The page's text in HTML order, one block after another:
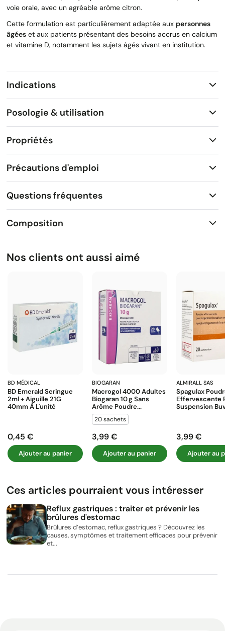
voie orale, avec un agréable arôme citron.
Cette formulation est particulièrement adaptée aux personnes
âgées et aux patients présentant des besoins accrus en calcium
et vitamine D, notamment les sujets âgés vivant en institution.
Indications
Posologie & utilisation
Propriétés
Précautions d'emploi
Questions fréquentes
Composition
Nos clients ont aussi aimé
BD MÉDICAL
BD Emerald Seringue
2ml + Aiguille 21G
40mm À L'unité
Prix
0,45 €
Ajouter au panier
BIOGARAN
Macrogol 4000 Adultes
Biogaran 10 G Sans
Arôme Poudre...
20 sachets
Prix
3,99 €
Ajouter au panier
ALMIRALL SAS
Spagulax
Effervescente
Suspension
Prix
3,99 €
Ajouter au
Ces articles pourraient vous intéresser
Reflux gastriques : traiter et prévenir les
brûlures d'estomac
Brûlures d’estomac, reflux gastriques ? Découvrez les
causes, symptômes et traitement efficaces pour prévenir
et...